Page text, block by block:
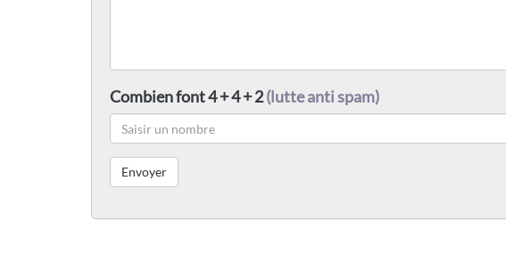
Combien font 4 + 4 + 2(lutte anti spam)